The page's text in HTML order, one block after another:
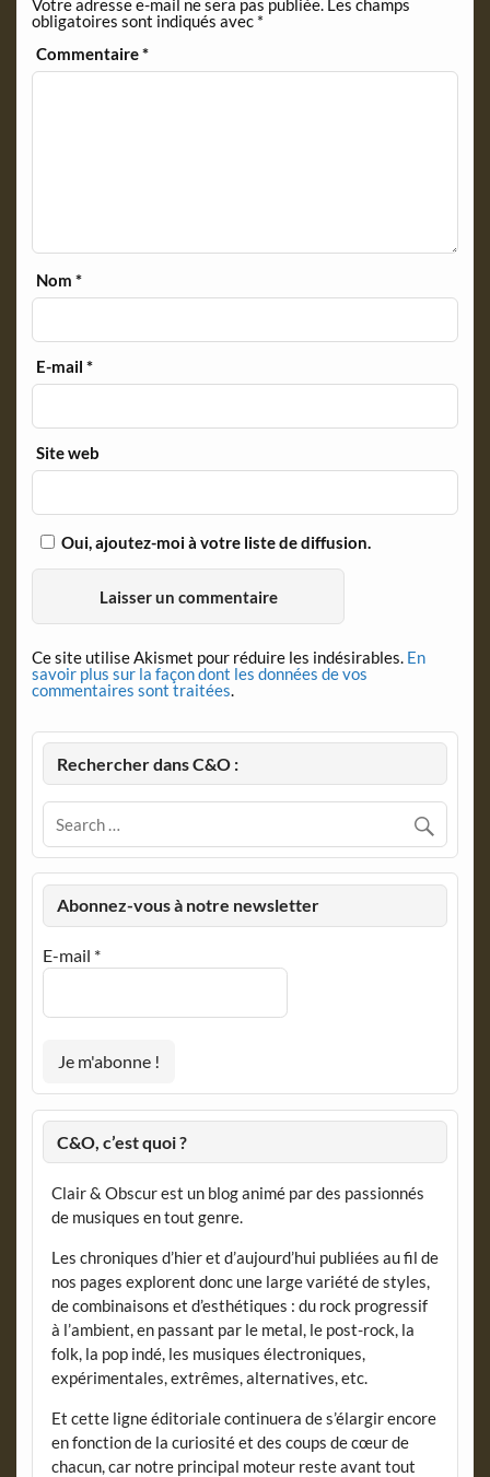
d
l
y
Votre adresse e-mail ne sera pas publiée. Les champs
obligatoires sont indiqués avec *
Commentaire*
Nom*
E-mail*
Site web
Oui, ajoutez-moi à votre liste de diffusion.
Ce site utilise Akismet pour réduire les indésirables. En
savoir plus sur la façon dont les données de vos
commentaires sont traitées
Rechercher dans C&O :
Abonnez-vous à notre newsletter
E-mail *
C&O, c’est quoi ?
Clair & Obscur est un blog animé par des passionnés
de musiques en tout genre.
Les chroniques d’hier et d’aujourd’hui publiées au fil de
nos pages explorent donc une large variété de styles,
de combinaisons et d’esthétiques : du rock progressif
à l’ambient, en passant par le metal, le post-rock, la
folk, la pop indé, les musiques électroniques,
expérimentales, extrêmes, alternatives, etc.
Et cette ligne éditoriale continuera de s’élargir encore
en fonction de la curiosité et des coups de cœur de
chacun, car notre principal moteur reste avant tout